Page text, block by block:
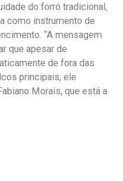
do forró tradicional,
como instrumento de
“A mensagem
que apesar de
de fora das
principais, ele
Morais, que está a